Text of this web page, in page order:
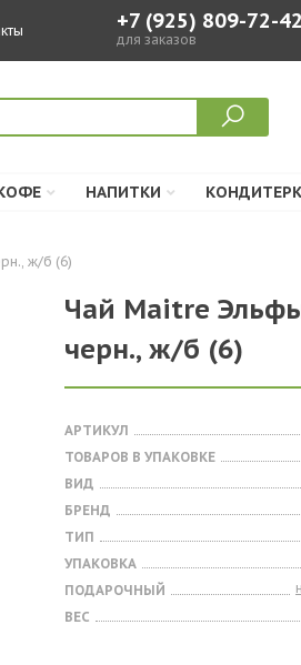
+7 (925) 809-72-42
для заказов
НАПИТКИ
ж/б (6)
Чай Maitre Эльфы
черн., ж/б (6)
АРТИКУЛ
ТОВАРОВ В УПАКОВКЕ
ВИД
БРЕНД
ТИП
УПАКОВКА
ПОДАРОЧНЫЙ
ВЕС